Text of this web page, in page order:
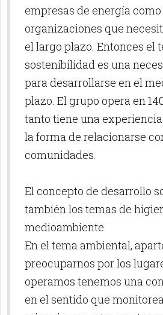
empresas de energía
organizaciones que
el largo plazo. Entonces el
sostenibilidad es una
para desarrollarse en el
plazo. El grupo opera en
tanto tiene una
la forma de relacionarse
comunidades.
El concepto de desarrollo
también los temas de
medioambiente.
En el tema ambiental,
preocuparnos por los
operamos tenemos una
en el sentido que